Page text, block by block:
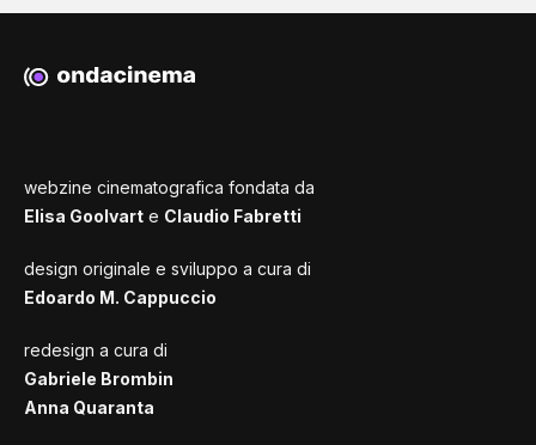
webzine cinematografica fondata da
Elisa Goolvart e Claudio Fabretti
design originale e sviluppo a cura di
Edoardo M. Cappuccio
redesign a cura di
Gabriele Brombin
Anna Quaranta